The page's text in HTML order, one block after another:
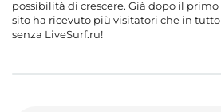
possibilità di crescere. Già dopo il
sito ha ricevuto più visitatori che in
senza LiveSurf.ru!